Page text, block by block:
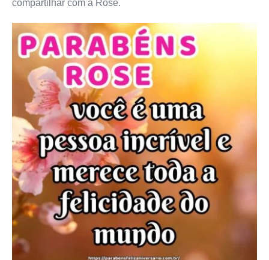
compartilhar com a Rose.